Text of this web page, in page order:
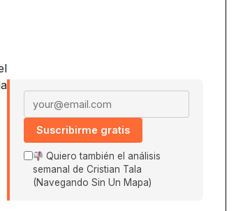
Email address
Suscribirme gratis
Quiero también el análisis
semanal de Cristian Tala
(Navegando Sin Un Mapa)